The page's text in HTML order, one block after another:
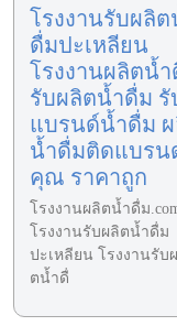
โรงงานรับผลิต
ดื่มปะเหลียน
โรงงานผลิตน้
รับผลิตน้ำดื่ม รั
แบรนด์น้ำดื่ม
น้ำดื่มติดแบรน
คุณ ราคาถูก
โรงงานผลิตน้ำดื่ม
โรงงานรับผลิตน้ำดื่ม
ปะเหลียน โรงงานรับ
ตน้ำดื่